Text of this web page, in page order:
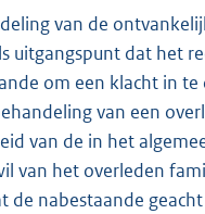
van de
uitgangspunt dat het
om een klacht in
van een
van de in het
van het overleden
de nabestaande